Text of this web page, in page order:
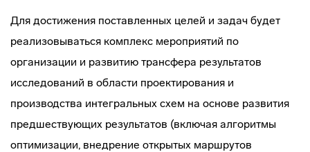
Для достижения поставленных целей и задач будет
реализовываться комплекс мероприятий по
организации и развитию трансфера результатов
исследований в области проектирования и
производства интегральных схем на основе развития
предшествующих результатов (включая алгоритмы
оптимизации, внедрение открытых маршрутов